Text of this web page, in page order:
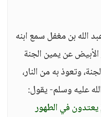
الله بن مغفل سمع ابنه
عن يمين الجنة
وتعوذ به من النار،
عليه وسلم- يقول:
في الطهور